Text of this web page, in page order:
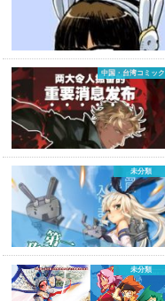
中国・台湾コミック
未分類
未分類